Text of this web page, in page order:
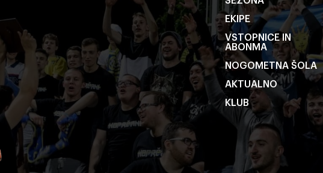
EKIPE
VSTOPNICE IN
ABONMA
NOGOMETNA ŠOLA
AKTUALNO
KLUB